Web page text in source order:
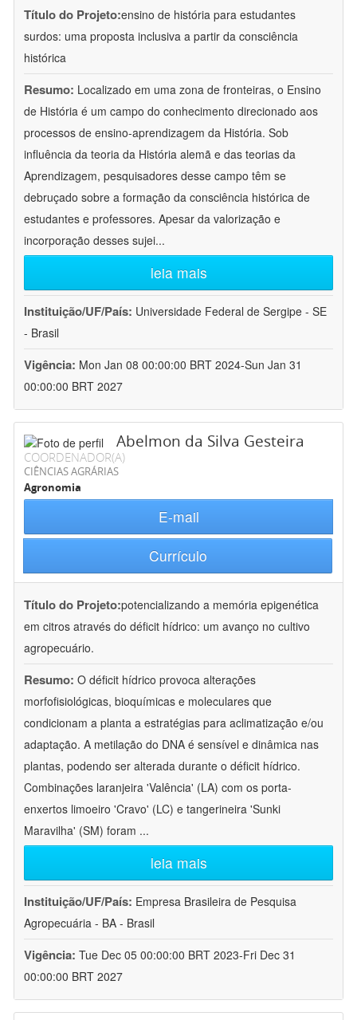
Título do Projeto:ensino de história para estudantes
surdos: uma proposta inclusiva a partir da consciência
histórica
Resumo: Localizado em uma zona de fronteiras, o Ensino
de História é um campo do conhecimento direcionado aos
processos de ensino-aprendizagem da História. Sob
influência da teoria da História alemã e das teorias da
Aprendizagem, pesquisadores desse campo têm se
debruçado sobre a formação da consciência histórica de
estudantes e professores. Apesar da valorização e
incorporação desses sujei...
leia mais
Instituição/UF/País: Universidade Federal de Sergipe - SE
- Brasil
Vigência: Mon Jan 08 00:00:00 BRT 2024-Sun Jan 31
00:00:00 BRT 2027
Abelmon da Silva Gesteira
COORDENADOR(A)
CIÊNCIAS AGRÁRIAS
Agronomia
E-mail
Currículo
Título do Projeto:potencializando a memória epigenética
em citros através do déficit hídrico: um avanço no cultivo
agropecuário.
Resumo: O déficit hídrico provoca alterações
morfofisiológicas, bioquímicas e moleculares que
condicionam a planta a estratégias para aclimatização e/ou
adaptação. A metilação do DNA é sensível e dinâmica nas
plantas, podendo ser alterada durante o déficit hídrico.
Combinações laranjeira 'Valência' (LA) com os porta-
enxertos limoeiro 'Cravo' (LC) e tangerineira 'Sunki
Maravilha' (SM) foram ...
leia mais
Instituição/UF/País: Empresa Brasileira de Pesquisa
Agropecuária - BA - Brasil
Vigência: Tue Dec 05 00:00:00 BRT 2023-Fri Dec 31
00:00:00 BRT 2027